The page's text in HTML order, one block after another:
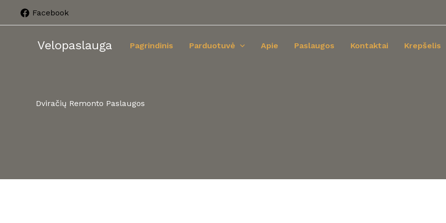
Facebook
Velopaslauga Pagrindinis Parduotuvė Apie Paslaugos Kontaktai Krepšelis
Dviračių Remonto Paslaugos